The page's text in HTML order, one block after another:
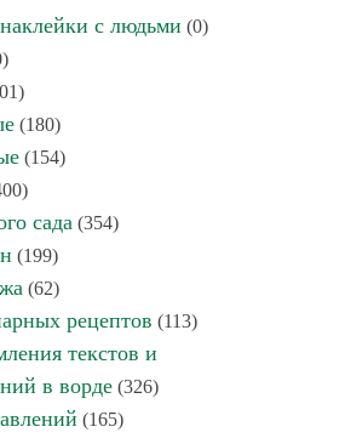
с людьми (0)
(180)
(154)
сада (354)
(199)
(62)
рецептов (113)
текстов и
в ворде(326)
(165)